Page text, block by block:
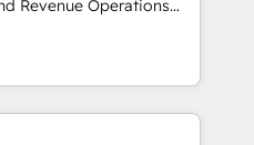
certified consultancy,
and technology to help
Revenue Operations
we specialize in
Our experts design,
to enhance user